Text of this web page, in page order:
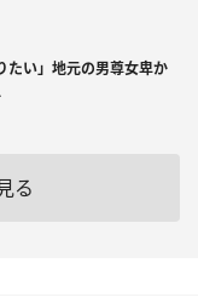
たい」地元の男尊女卑か
る